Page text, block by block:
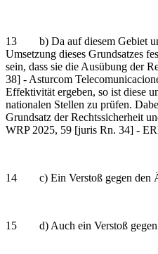
13 b) Da auf diesem Gebiet
Umsetzung dieses Grundsatzes
sein, dass sie die Ausübung der
38] - Asturcom
Effektivität ergeben, so ist diese
nationalen Stellen zu prüfen.
Grundsatz der Rechtssicherheit
WRP 2025, 59 [juris Rn. 34] -
14 c) Ein Verstoß gegen den
15 d) Auch ein Verstoß gegen